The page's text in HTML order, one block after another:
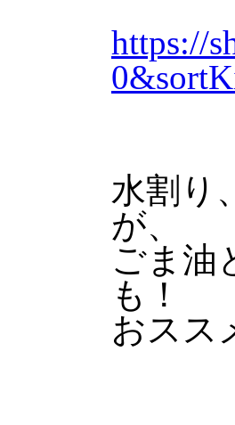
https://
水割り
が、
ごま油
も！
おスス